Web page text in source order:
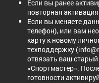
Если вы ранее
повторная активация
Если вы меняете
телефон), или вам
карту к новому
техподдержку
отвязать ваш
«Спортмастер».
готовности